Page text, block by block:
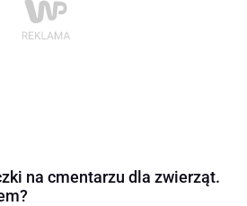
na cmentarzu dla zwierząt.